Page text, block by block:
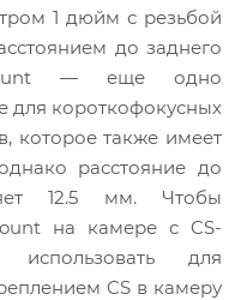
1 дюйм с резьбой
до заднего
— еще одно
для короткофокусных
которое также имеет
расстояние до
12.5 мм. Чтобы
на камере с CS-
для
CS в камеру